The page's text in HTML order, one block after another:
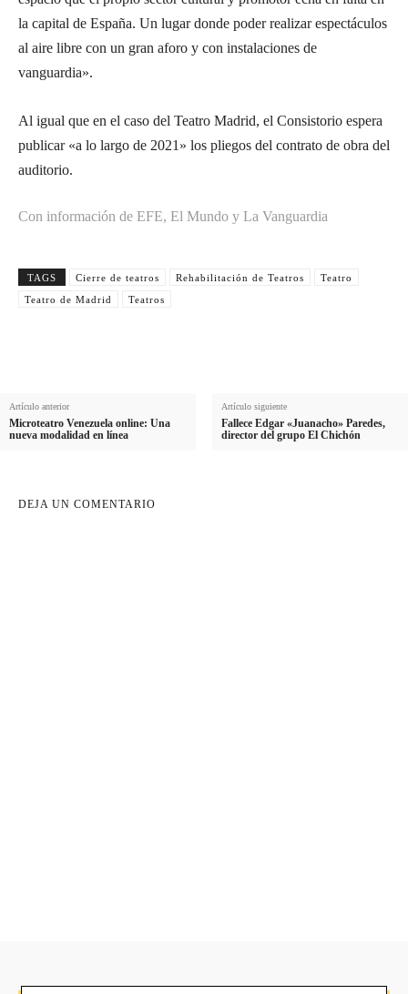
la capital de España. Un lugar donde poder realizar espectáculos
al aire libre con un gran aforo y con instalaciones de
vanguardia».
Al igual que en el caso del Teatro Madrid, el Consistorio espera
publicar «a lo largo de 2021» los pliegos del contrato de obra del
auditorio.
Con información de EFE, El Mundo y La Vanguardia
TAGS Cierre de teatros Rehabilitación de Teatros
Teatro
Teatro de Madrid
Teatros
Artículo anterior
Microteatro Venezuela online: Una
nueva modalidad en línea
Artículo siguiente
Fallece Edgar «Juanacho» Paredes,
director del grupo El Chichón
DEJA UN COMENTARIO